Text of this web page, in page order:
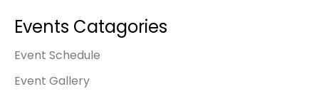
Events Catagories
Event Schedule
Event Gallery